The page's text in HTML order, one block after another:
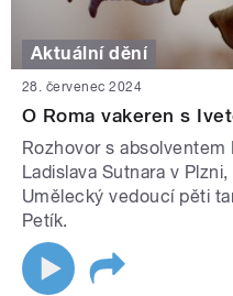
Aktuální dění
28. červenec 2024
O Roma vakeren s
Rozhovor s absolventem
Ladislava Sutnara v
Umělecký vedoucí pěti
Petík.